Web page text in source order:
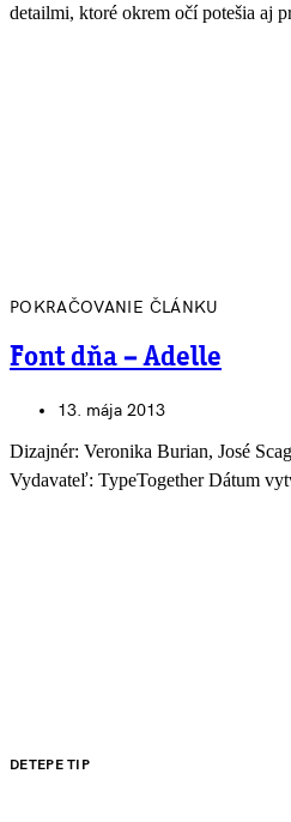
detailmi, ktoré okrem očí potešia aj
POKRAČOVANIE ČLÁNKU
Font dňa – Adelle
13. mája 2013
Dizajnér: Veronika Burian, José
Vydavateľ: TypeTogether Dátum
DETEPE TIP